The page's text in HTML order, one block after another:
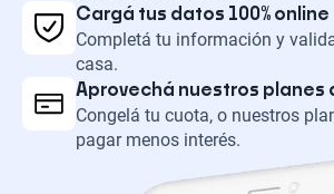
Cargá tus datos 100% online
Completá tu información y
casa.
Aprovechá nuestros planes
Congelá tu cuota, o nuestros
pagar menos interés.